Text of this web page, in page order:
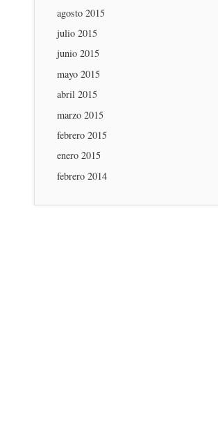
agosto 2015
julio 2015
junio 2015
mayo 2015
abril 2015
marzo 2015
febrero 2015
enero 2015
febrero 2014